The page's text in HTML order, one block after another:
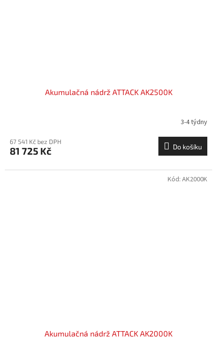
Akumulačná nádrž ATTACK AK2500K
3-4 týdny
67 541 Kč bez DPH
81 725 Kč Do košíku
Akumulačná nádrž ATTACK AK2000K
Kód: AK2000K